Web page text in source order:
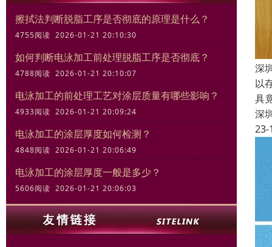
擦拭法判断脱脂工序是否彻底的原理是什么？
4755阅读 2026-01-21 20:10:30
如何判断电泳加工前处理脱脂工序是否彻底？
4788阅读 2026-01-21 20:10:07
电泳加工的前处理工艺对涂层质量有哪些影响？
4933阅读 2026-01-21 20:09:24
电泳加工的涂层厚度如何检测？
4848阅读 2026-01-21 20:06:49
电泳加工的涂层厚度一般是多少？
5606阅读 2026-01-21 20:06:03
深
以
具
深
23-